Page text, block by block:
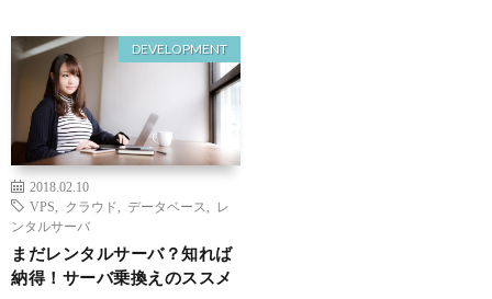
DEVELOPMENT
2018.02.10
VPS
クラウド データベース
レ
ンタルサーバ
まだレンタルサーバ？知れば
納得！サーバ乗換えのススメ